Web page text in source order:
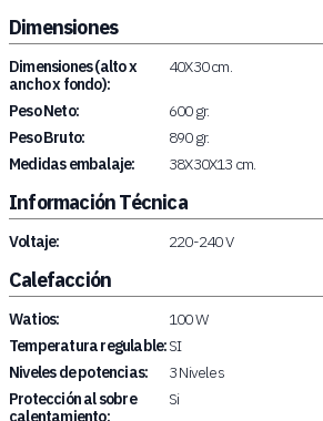
Dimensiones
Dimensiones (alto x
ancho x fondo):
40X30 cm.
Peso Neto:
600 gr.
Peso Bruto:
890 gr.
Medidas embalaje:
38X30X13 cm.
Información Técnica
Voltaje: 220-240 V
Calefacción
Watios:
100 W
Temperatura regulable:SI
Niveles de potencias:
3 Niveles
Protección al sobre
calentamiento:
Si